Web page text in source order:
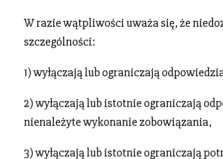
W razie wątpliwości uważa się, że
szczególności:
1) wyłączają lub ograniczają
2) wyłączają lub istotnie ograniczają
nienależyte wykonanie zobowiązania,
3) wyłączają lub istotnie ograniczają